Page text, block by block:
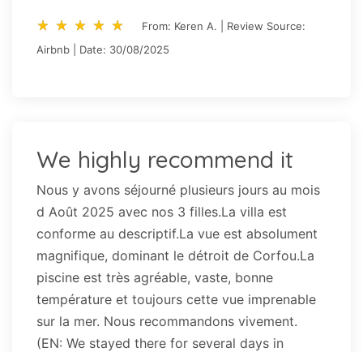
star_rate star_rate star_rate star_rate star_rate
star_rate star_rate star_rate star_rate star_rate
From: Keren A. | Review Source:
Airbnb | Date: 30/08/2025
We highly recommend it
Nous y avons séjourné plusieurs jours au mois
d Août 2025 avec nos 3 filles.La villa est
conforme au descriptif.La vue est absolument
magnifique, dominant le détroit de Corfou.La
piscine est très agréable, vaste, bonne
température et toujours cette vue imprenable
sur la mer. Nous recommandons vivement.
(EN: We stayed there for several days in